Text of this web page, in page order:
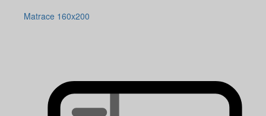
Matrace 160x200